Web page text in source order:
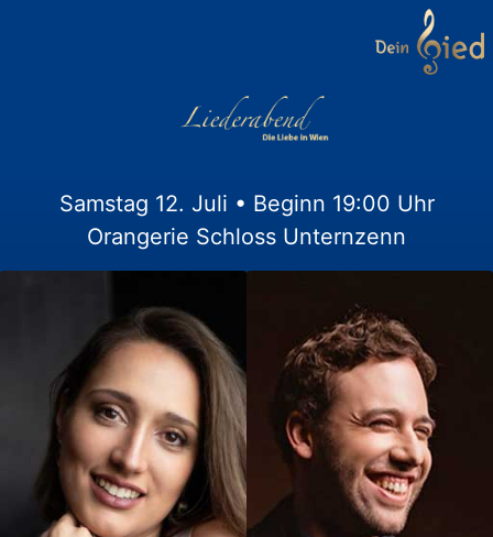
Samstag 12. Juli • Beginn 19:00 Uhr
Orangerie Schloss Unternzenn